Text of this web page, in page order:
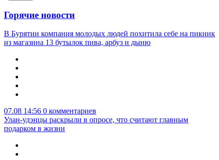
Горячие новости
В Бурятии компания молодых людей похитила себе на пикник
из магазина 13 бутылок пива, арбуз и дыню
07.08 14:56 0 комментариев
Улан-удэнцы раскрыли в опросе, что считают главным
подарком в жизни